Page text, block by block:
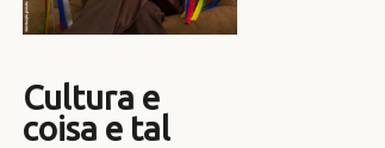
Cultura e
coisa e tal